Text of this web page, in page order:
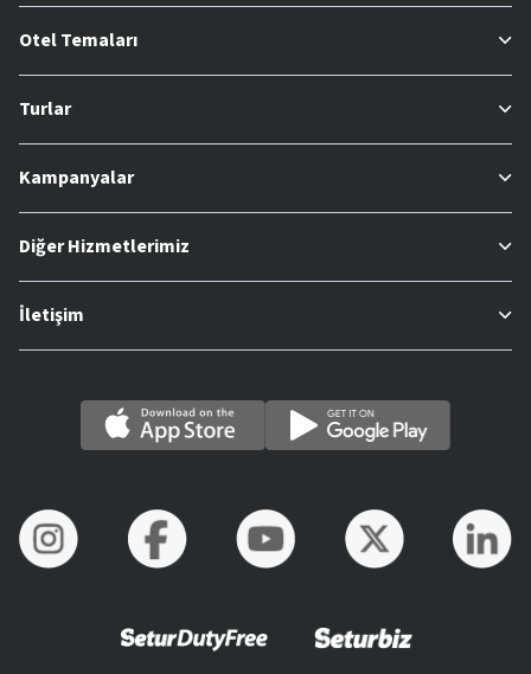
Otel Temaları
Turlar
Kampanyalar
Diğer Hizmetlerimiz
İletişim